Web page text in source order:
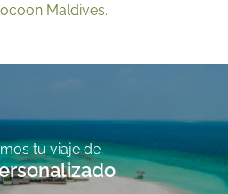
Maldives.
tu viaje de